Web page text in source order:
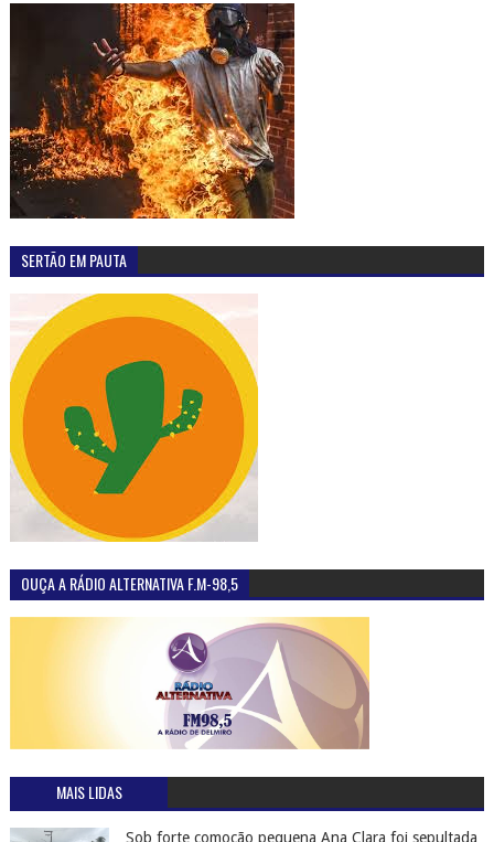
SERTÃO EM PAUTA
OUÇA A RÁDIO ALTERNATIVA F.M-98,5
MAIS LIDAS
Sob forte comoção pequena Ana Clara foi sepultada